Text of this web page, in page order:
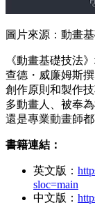
圖片來源：動畫
《動畫基礎技法
查德・威廉姆斯
創作原則和製作
多動畫人、被奉
還是專業動畫師都
書籍連結：
英文版：
sloc=main
中文版：